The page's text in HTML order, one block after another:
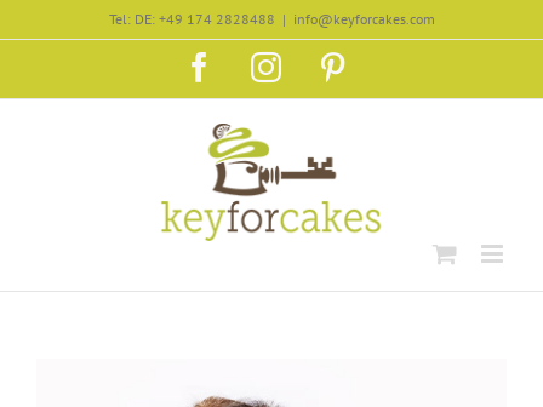
Inhalt
Tel: DE: +49 174 2828488 | info@keyforcakes.com
FacebookInstagram